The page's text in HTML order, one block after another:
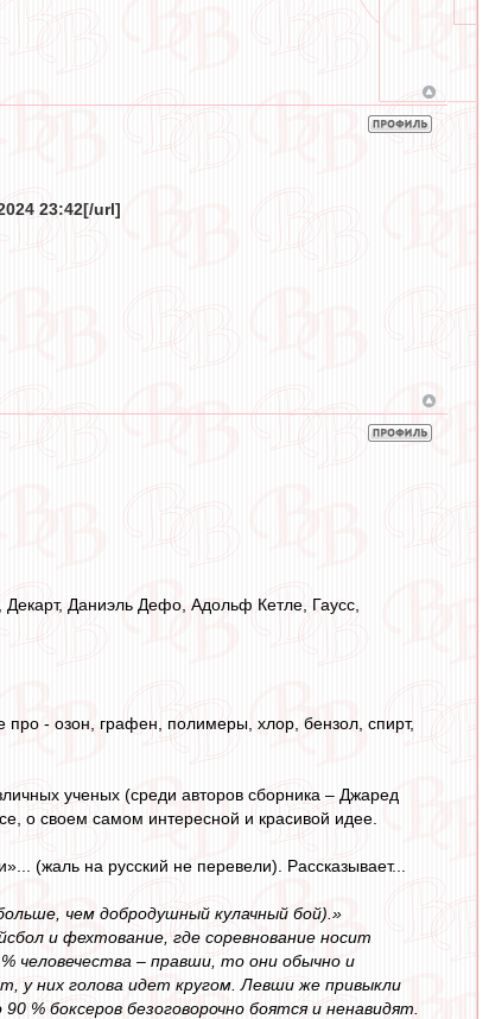
23:42[/url]
Даниэль Дефо, Адольф Кетле, Гаусс,
про - озон, графен, полимеры, хлор, бензол, спирт,
ученых (среди авторов сборника – Джаред
о своем самом интересной и красивой идее.
(жаль на русский не перевели). Рассказывает...
чем добродушный кулачный бой).»
и фехтование, где соревнование носит
человечества – правши, то они обычно и
у них голова идет кругом. Левши же привыкли
% боксеров безоговорочно боятся и ненавидят.